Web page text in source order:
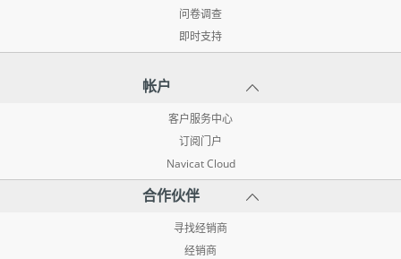
问卷调查
即时支持
帐户
客户服务中心
订阅门户
Navicat Cloud
合作伙伴
寻找经销商
经销商